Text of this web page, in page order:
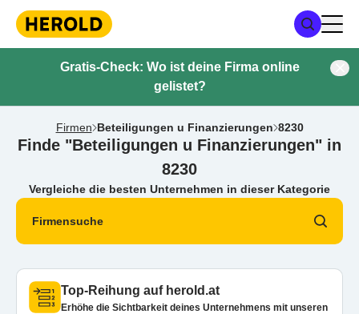
Gratis-Check: Wo ist deine Firma online
gelistet?
Firmen Beteiligungen u Finanzierungen 8230
Finde "Beteiligungen u Finanzierungen" in
8230
Vergleiche die besten Unternehmen in dieser Kategorie
Firmensuche
Top-Reihung auf herold.at
Erhöhe die Sichtbarkeit deines Unternehmens mit unseren